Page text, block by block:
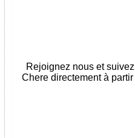
Rejoignez nous et
Chere directement à